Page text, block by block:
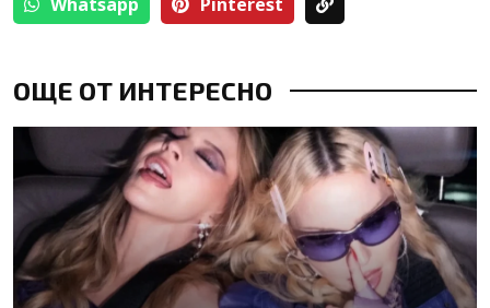
ОЩЕ ОТ ИНТЕРЕСНО